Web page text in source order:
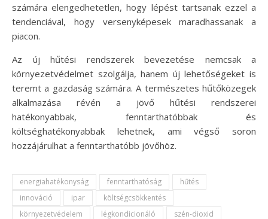
számára elengedhetetlen, hogy lépést tartsanak ezzel a
tendenciával, hogy versenyképesek maradhassanak a
piacon.
Az új hűtési rendszerek bevezetése nemcsak a
környezetvédelmet szolgálja, hanem új lehetőségeket is
teremt a gazdaság számára. A természetes hűtőközegek
alkalmazása révén a jövő hűtési rendszerei
hatékonyabbak, fenntarthatóbbak és
költséghatékonyabbak lehetnek, ami végső soron
hozzájárulhat a fenntarthatóbb jövőhöz.
energiahatékonyság fenntarthatóság
hűtés
innováció
ipar
költségcsökkentés
környezetvédelem
légkondicionáló szén-dioxid